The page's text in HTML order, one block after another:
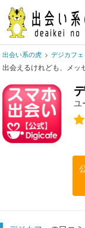
出会い系の虎 デジカフェ
出会えるけれども、メッ
ユ